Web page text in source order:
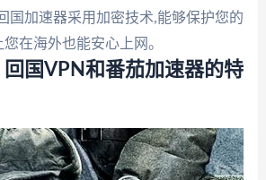
国加速器采用加密技术,能够保护您的
在海外也能安心上网。
回国VPN和番茄加速器的特